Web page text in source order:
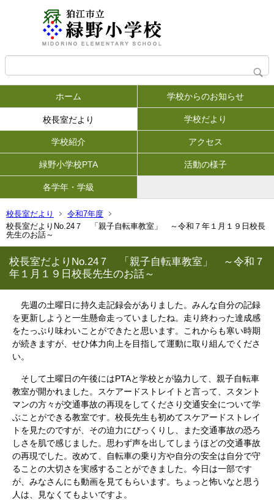
ホーム 学校からのお知らせ
校長室だより 学校だより
学校紹介 アクセス
緑野小学校PTA 活動の様子
各学年・学級
校長室だより
令和7年度
校長室だよりNo.24７ 「親子自転車教室」 ～令和７年１月１９日校長
先生のお話～
校長室だよりNo.24７ 「親子自転車教室」 ～令和７
年１月１９日校長先生のお話～
先週の土曜日に持久走記録会がありました。みんな自分の記録
を更新しようと一生懸命走っていましたね。走り終わった達成感
をたっぷり味わいことができたと思います。これからも寒い時期
が続きますが、せひ体力向上を目指して運動に取り組んでくださ
い。
そして土曜日の午後にはPTAと学校とが協力して、親子自転車
教室が開かれました。スケアードストレイトと言って、スタント
マンの方々が交通事故の再現をしてくださり交通安全について学
ぶことができる教室です。校長先生も初めてスケアードストレイ
トを見たのですが、その迫力にびっくりし、また交通事故の恐ろ
しさを肌で感じました。思わず声を出してしまうほどの交通事故
の再現でした。改めて、自転車の乗り方や自分の安全は自分で守
ることの大切さを実感することができました。今日は一部です
が、みなさんにも動画を見てもらいます。ちょっと怖いなと思う
人は、見なくてもよいですよ。